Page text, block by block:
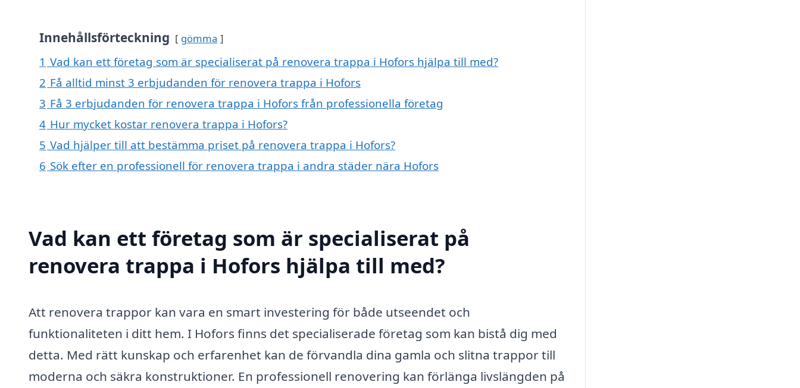
Innehållsförteckning gömma
1 Vad kan ett företag som är specialiserat på renovera trappa i Hofors hjälpa till med?
2 Få alltid minst 3 erbjudanden för renovera trappa i Hofors
3 Få 3 erbjudanden för renovera trappa i Hofors från professionella företag
4 Hur mycket kostar renovera trappa i Hofors?
5 Vad hjälper till att bestämma priset på renovera trappa i Hofors?
6 Sök efter en professionell för renovera trappa i andra städer nära Hofors
Vad kan ett företag som är specialiserat på
renovera trappa i Hofors hjälpa till med?
Att renovera trappor kan vara en smart investering för både utseendet och
funktionaliteten i ditt hem. I Hofors finns det specialiserade företag som kan bistå dig med
detta. Med rätt kunskap och erfarenhet kan de förvandla dina gamla och slitna trappor till
moderna och säkra konstruktioner. En professionell renovering kan förlänga livslängden på